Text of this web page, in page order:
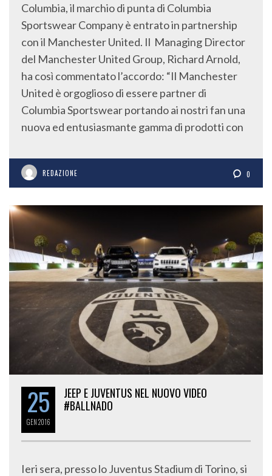
Columbia, il marchio di punta di Columbia
Sportswear Company è entrato in partnership
con il Manchester United. Il Managing Director
del Manchester United Group, Richard Arnold,
ha così commentato l’accordo: “Il Manchester
United è orgoglioso di essere partner di
Columbia Sportswear portando ai nostri fan una
nuova ed entusiasmante gamma di prodotti con
REDAZIONE 0
25
GEN2016
JEEP E JUVENTUS NEL NUOVO VIDEO
#BALLNADO
Ieri sera, presso lo Juventus Stadium di Torino, si